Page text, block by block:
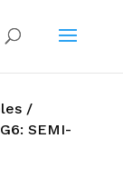
/
SEMI-